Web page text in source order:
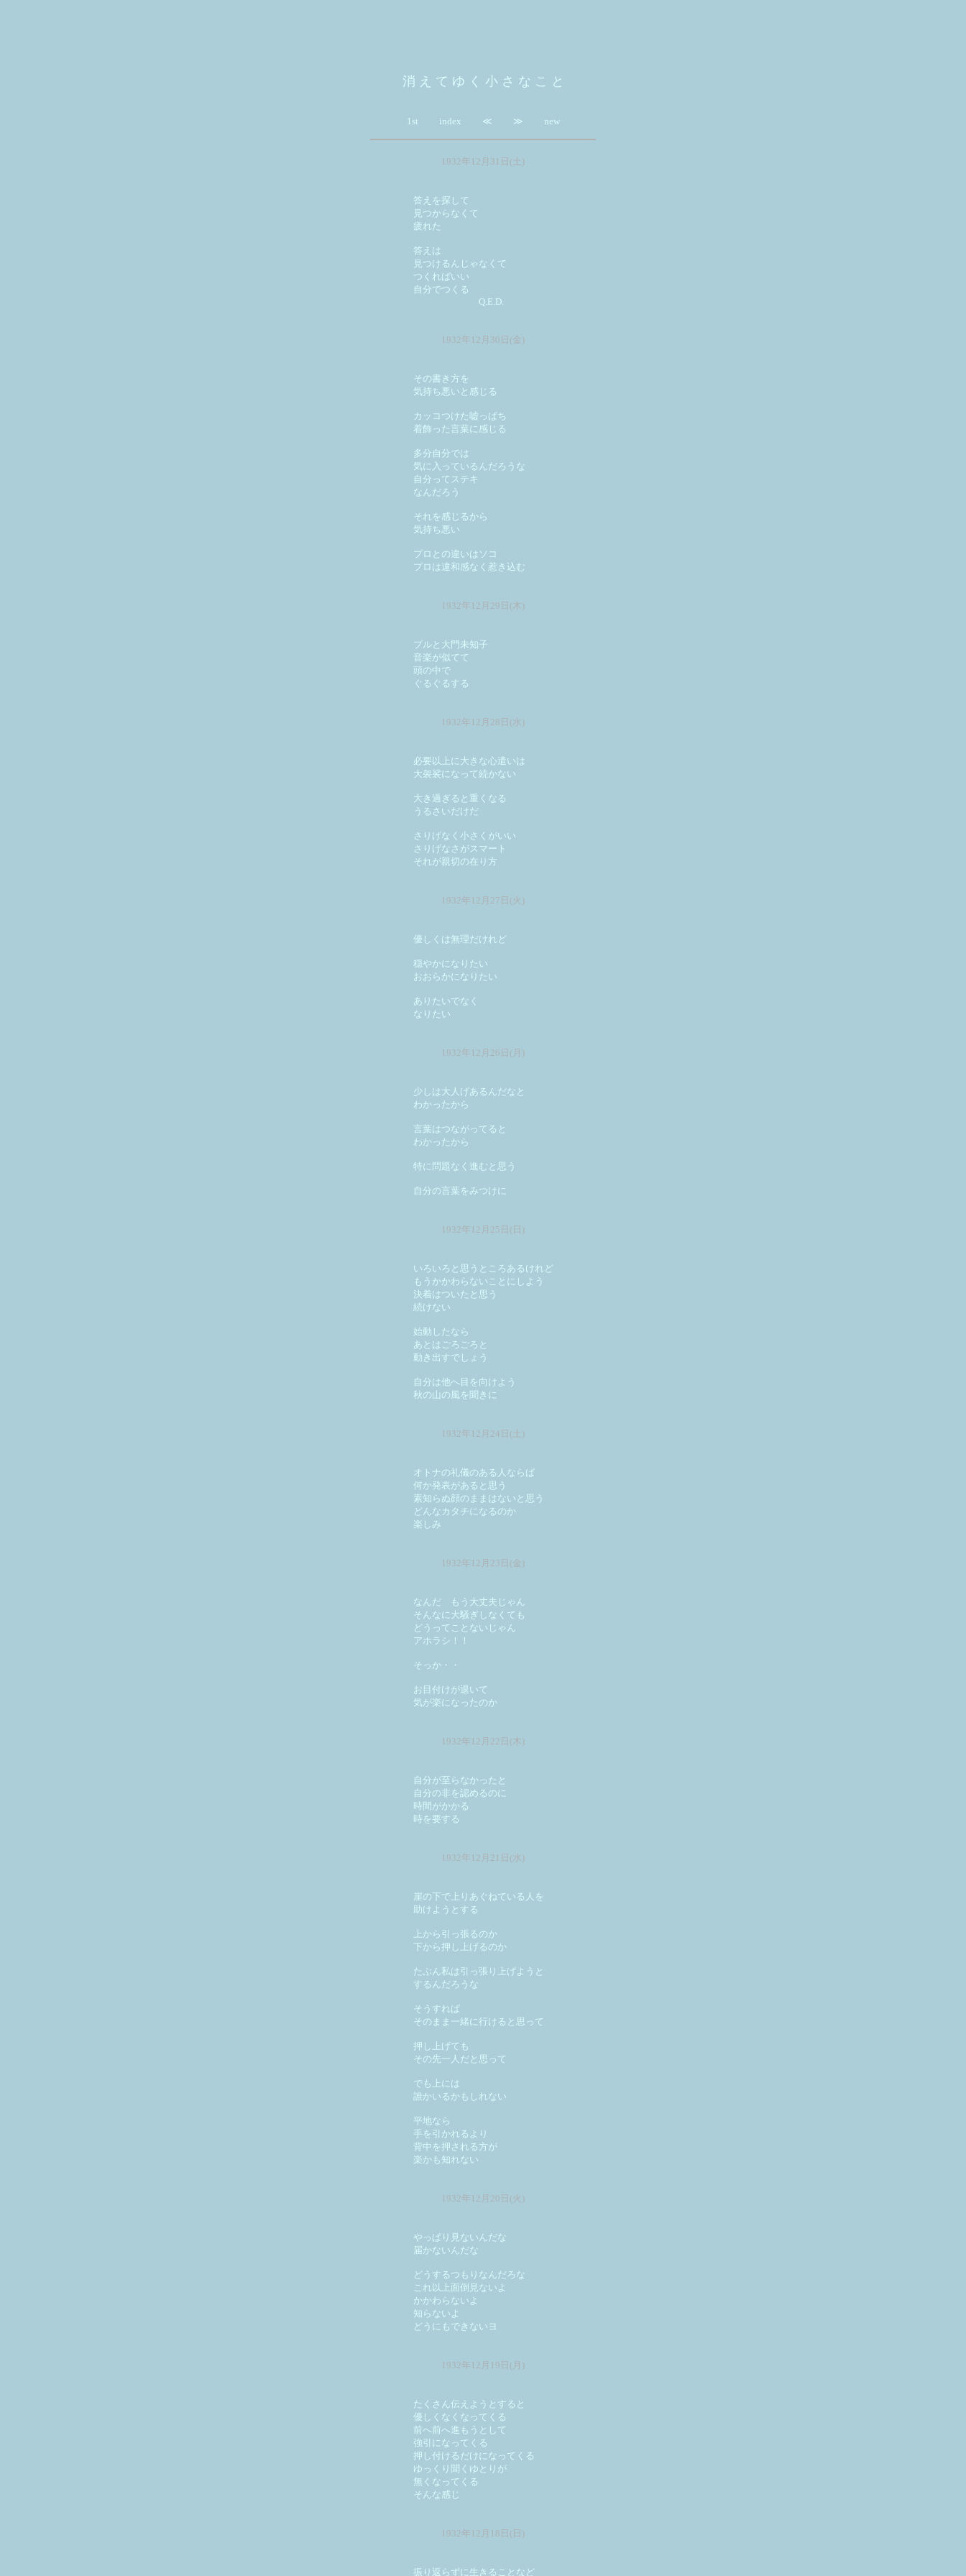
消 え て ゆ く 小 さ な こ と
1st index ≪ ≫ new
1932年12月31日(土)
答えを探して
見つからなくて
疲れた
答えは
見つけるんじゃなくて
つくればいい
自分でつくる
Q.E.D.
1932年12月30日(金)
その書き方を
気持ち悪いと感じる
カッコつけた嘘っぱち
着飾った言葉に感じる
多分自分では
気に入っているんだろうな
自分ってステキ
なんだろう
それを感じるから
気持ち悪い
プロとの違いはソコ
プロは違和感なく惹き込む
1932年12月29日(木)
プルと大門未知子
音楽が似てて
頭の中で
ぐるぐるする
1932年12月28日(水)
必要以上に大きな心遣いは
大袈裟になって続かない
大き過ぎると重くなる
うるさいだけだ
さりげなく小さくがいい
さりげなさがスマート
それが親切の在り方
1932年12月27日(火)
優しくは無理だけれど
穏やかになりたい
おおらかになりたい
ありたいでなく
なりたい
1932年12月26日(月)
少しは大人げあるんだなと
わかったから
言葉はつながってると
わかったから
特に問題なく進むと思う
自分の言葉をみつけに
1932年12月25日(日)
いろいろと思うところあるけれど
もうかかわらないことにしよう
決着はついたと思う
続けない
始動したなら
あとはごろごろと
動き出すでしょう
自分は他へ目を向けよう
秋の山の風を聞きに
1932年12月24日(土)
オトナの礼儀のある人ならば
何か発表があると思う
素知らぬ顔のままはないと思う
どんなカタチになるのか
楽しみ
1932年12月23日(金)
なんだ もう大丈夫じゃん
そんなに大騒ぎしなくても
どうってことないじゃん
アホラシ！！
そっか・・
お目付けが退いて
気が楽になったのか
1932年12月22日(木)
自分が至らなかったと
自分の非を認めるのに
時間がかかる
時を要する
1932年12月21日(水)
崖の下で上りあぐねている人を
助けようとする
上から引っ張るのか
下から押し上げるのか
たぶん私は引っ張り上げようと
するんだろうな
そうすれば
そのまま一緒に行けると思って
押し上げても
その先一人だと思って
でも上には
誰かいるかもしれない
平地なら
手を引かれるより
背中を押される方が
楽かも知れない
1932年12月20日(火)
やっぱり見ないんだな
届かないんだな
どうするつもりなんだろな
これ以上面倒見ないよ
かかわらないよ
知らないよ
どうにもできないヨ
1932年12月19日(月)
たくさん伝えようとすると
優しくなくなってくる
前へ前へ進もうとして
強引になってくる
押し付けるだけになってくる
ゆっくり聞くゆとりが
無くなってくる
そんな感じ
1932年12月18日(日)
振り返らずに生きることなど